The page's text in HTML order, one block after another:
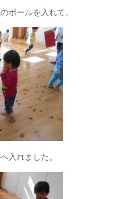
ボールを入れて、
入れました。